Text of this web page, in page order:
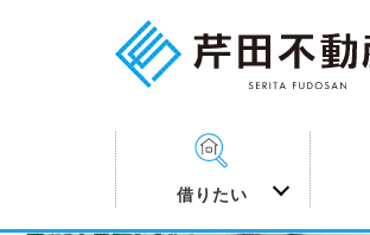
借りたい